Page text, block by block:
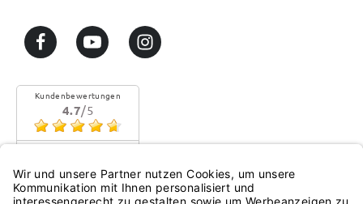
Kundenbewertungen
4.7/5